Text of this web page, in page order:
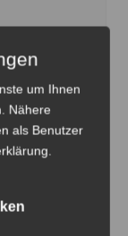
um Ihnen
Nähere
als Benutzer